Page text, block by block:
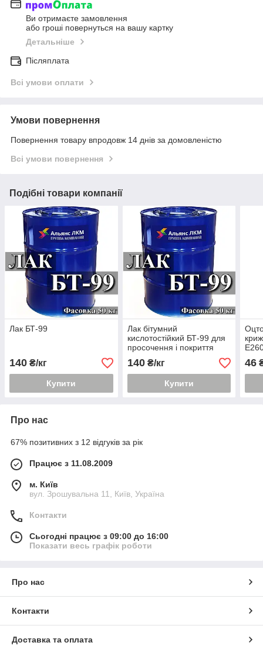
Ви отримаєте замовлення
або гроші повернуться на вашу картку
Детальніше
Післяплата
Всі умови оплати
Умови повернення
Повернення товару впродовж 14 днів за домовленістю
Всі умови повернення
Подібні товари компанії
Лак БТ-99
140 ₴/кг
Купити
Лак бітумний
кислотостійкий БТ-99 для
просочення і покриття
обмоток електричних
машин і апаратів
140₴/кг
Купити
46
Про нас
67% позитивних з 12 відгуків за рік
Працює з 11.08.2009
м. Київ
вул. Зрошувальна 11, Київ, Україна
Контакти
Сьогодні працює з 09:00 до 16:00
Показати весь графік роботи
Про нас
Контакти
Доставка та оплата